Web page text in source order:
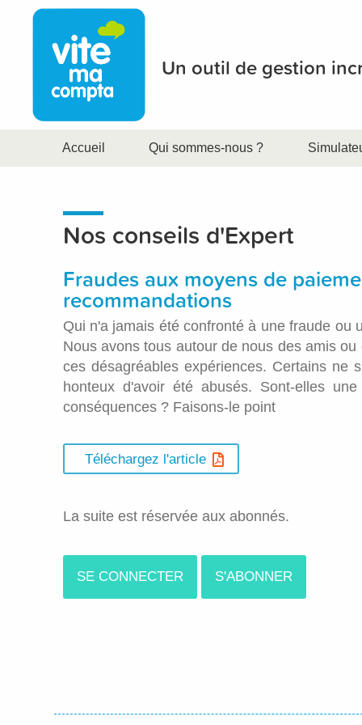
Un outil de gestion
Accueil Qui sommes-nous ?
Nos conseils d'Expert
Fraudes aux moyens de
recommandations
Qui n'a jamais été confronté à une fraude ou
Nous avons tous autour de nous des amis
ces désagréables expériences. Certains ne
honteux d'avoir été abusés. Sont-elles
conséquences ? Faisons-le point
Téléchargez l'article
La suite est réservée aux abonnés.
SE CONNECTER S'ABONNER